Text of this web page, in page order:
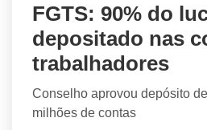
FGTS: 90% do
depositado nas
trabalhadores
Conselho aprovou depósito
milhões de contas